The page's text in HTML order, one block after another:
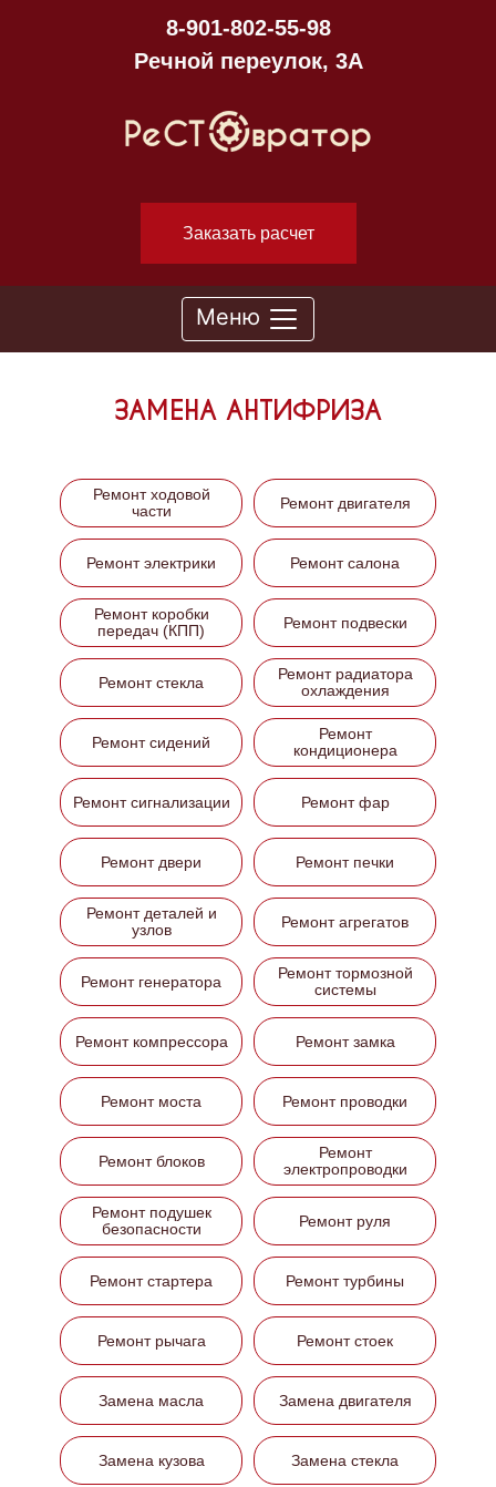
8-901-802-55-98
Речной переулок, 3А
Заказать расчет
Меню
ЗАМЕНА АНТИФРИЗА
Ремонт ходовой
части
Ремонт двигателя
Ремонт электрики Ремонт салона
Ремонт коробки
передач (КПП)
Ремонт подвески
Ремонт стекла
Ремонт радиатора
охлаждения
Ремонт сидений
Ремонт
кондиционера
Ремонт сигнализации Ремонт фар
Ремонт двери Ремонт печки
Ремонт деталей и
узлов
Ремонт агрегатов
Ремонт генератора
Ремонт тормозной
системы
Ремонт компрессора Ремонт замка
Ремонт моста Ремонт проводки
Ремонт блоков
Ремонт
электропроводки
Ремонт подушек
безопасности
Ремонт руля
Ремонт стартера Ремонт турбины
Ремонт рычага Ремонт стоек
Замена масла Замена двигателя
Замена кузова Замена стекла